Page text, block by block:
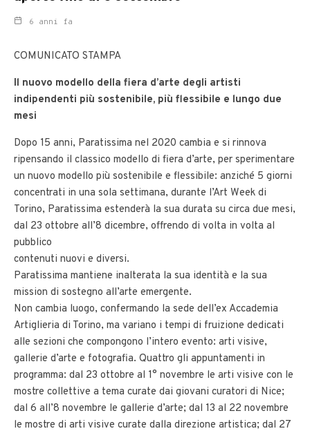
6 anni fa
COMUNICATO STAMPA
Il nuovo modello della fiera d’arte degli artisti
indipendenti più sostenibile, più flessibile e lungo due
mesi
Dopo 15 anni, Paratissima nel 2020 cambia e si rinnova
ripensando il classico modello di fiera d’arte, per sperimentare
un nuovo modello più sostenibile e flessibile: anziché 5 giorni
concentrati in una sola settimana, durante l’Art Week di
Torino, Paratissima estenderà la sua durata su circa due mesi,
dal 23 ottobre all’8 dicembre, offrendo di volta in volta al
pubblico
contenuti nuovi e diversi.
Paratissima mantiene inalterata la sua identità e la sua
mission di sostegno all’arte emergente.
Non cambia luogo, confermando la sede dell’ex Accademia
Artiglieria di Torino, ma variano i tempi di fruizione dedicati
alle sezioni che compongono l’intero evento: arti visive,
gallerie d’arte e fotografia. Quattro gli appuntamenti in
programma: dal 23 ottobre al 1° novembre le arti visive con le
mostre collettive a tema curate dai giovani curatori di Nice;
dal 6 all’8 novembre le gallerie d’arte; dal 13 al 22 novembre
le mostre di arti visive curate dalla direzione artistica; dal 27